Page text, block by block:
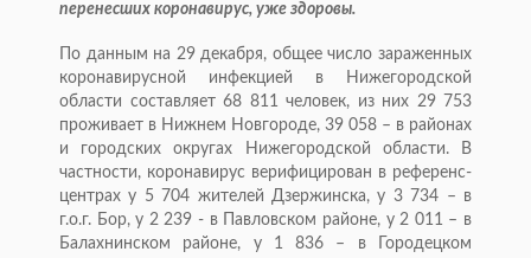
перенесших коронавирус, уже здоровы.
По данным на 29 декабря, общее число зараженных
коронавирусной инфекцией в Нижегородской
области составляет 68 811 человек, из них 29 753
проживает в Нижнем Новгороде, 39 058 – в районах
и городских округах Нижегородской области. В
частности, коронавирус верифицирован в референс-
центрах у 5 704 жителей Дзержинска, у 3 734 – в
г.о.г. Бор, у 2 239 - в Павловском районе, у 2 011 – в
Балахнинском районе, у 1 836 – в Городецком